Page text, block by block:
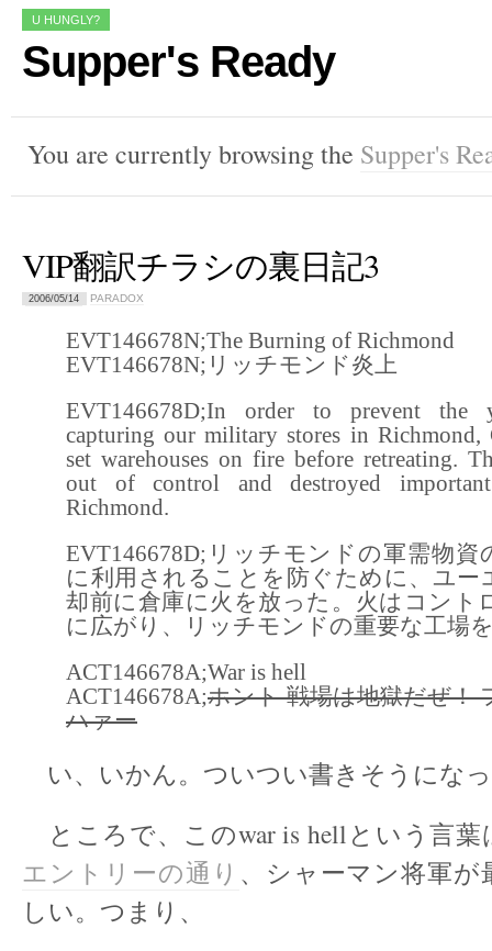
U HUNGLY?
Supper's Ready
You are currently browsing the Supper's
VIP翻訳チラシの裏日記3
2006/05/14 PARADOX
EVT146678N;The Burning of Richmond
EVT146678N;リッチモンド炎上
EVT146678D;In order to prevent the
capturing our military stores in Richmond,
set warehouses on fire before retreating.
out of control and destroyed
Richmond.
EVT146678D;リッチモンドの軍需物資
に利用されることを防ぐために、ユー
却前に倉庫に火を放った。火はコント
に広がり、リッチモンドの重要な工場
ACT146678A;War is hell
ACT146678A;ホント 戦場は地獄だぜ！
ハァー
い、いかん。ついつい書きそうにな
ところで、このwar is hellという言葉
エントリーの通り 、シャーマン将軍
しい。つまり、